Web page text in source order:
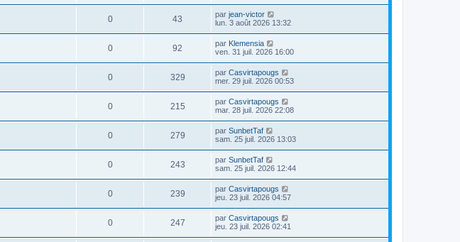
0 43 par jean-victor
lun. 3 août 2026 13:32
0 92 par Klemensia
ven. 31 juil. 2026 16:00
0 329 par Casvirtapougs
mer. 29 juil. 2026 00:53
0 215 par Casvirtapougs
mar. 28 juil. 2026 22:08
0 279 par SunbetTaf
sam. 25 juil. 2026 13:03
0 243 par SunbetTaf
sam. 25 juil. 2026 12:44
0 239 par Casvirtapougs
jeu. 23 juil. 2026 04:57
0 247 par Casvirtapougs
jeu. 23 juil. 2026 02:41